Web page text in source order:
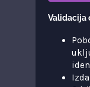
Validacija